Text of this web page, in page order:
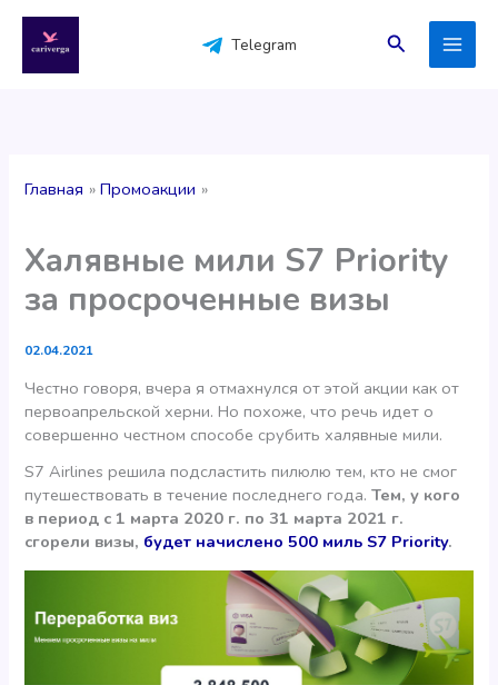
содержимому
Telegram Поиск
Главная Промоакции
Халявные мили S7 Priority
за просроченные визы
02.04.2021
Честно говоря, вчера я отмахнулся от этой акции как от
первоапрельской херни. Но похоже, что речь идет о
совершенно честном способе срубить халявные мили.
S7 Airlines решила подсластить пилюлю тем, кто не смог
путешествовать в течение последнего года. Тем, у кого
в период c 1 марта 2020 г. по 31 марта 2021 г.
сгорели визы, будет начислено 500 миль S7 Priority.